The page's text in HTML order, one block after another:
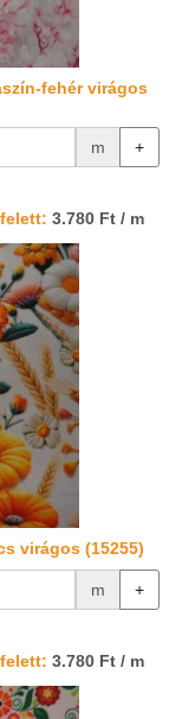
fehér virágos
m +
3.780 Ft / m
virágos (15255)
m +
3.780 Ft / m